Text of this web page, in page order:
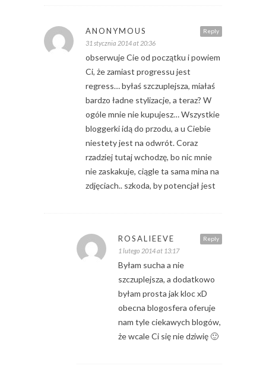
Reply
ANONYMOUS
31 stycznia 2014 at 20:36
obserwuje Cie od początku i powiem
Ci, że zamiast progressu jest
regress… byłaś szczuplejsza, miałaś
bardzo ładne stylizacje, a teraz? W
ogóle mnie nie kupujesz… Wszystkie
bloggerki idą do przodu, a u Ciebie
niestety jest na odwrót. Coraz
rzadziej tutaj wchodzę, bo nic mnie
nie zaskakuje, ciągle ta sama mina na
zdjęciach.. szkoda, by potencjał jest
Reply
ROSALIEEVE
1 lutego 2014 at 13:17
Byłam sucha a nie
szczuplejsza, a dodatkowo
byłam prosta jak kloc xD
obecna blogosfera oferuje
nam tyle ciekawych blogów,
że wcale Ci się nie dziwię 🙂